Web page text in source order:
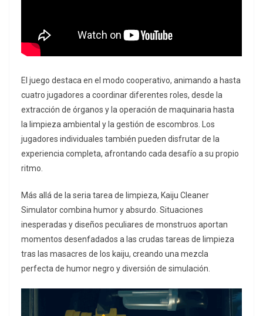
El juego destaca en el modo cooperativo, animando a hasta
cuatro jugadores a coordinar diferentes roles, desde la
extracción de órganos y la operación de maquinaria hasta
la limpieza ambiental y la gestión de escombros. Los
jugadores individuales también pueden disfrutar de la
experiencia completa, afrontando cada desafío a su propio
ritmo.
Más allá de la seria tarea de limpieza, Kaiju Cleaner
Simulator combina humor y absurdo. Situaciones
inesperadas y diseños peculiares de monstruos aportan
momentos desenfadados a las crudas tareas de limpieza
tras las masacres de los kaiju, creando una mezcla
perfecta de humor negro y diversión de simulación.